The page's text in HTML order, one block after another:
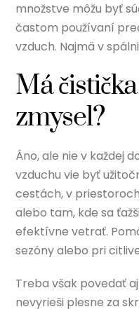
množstve môžu byť
častom používaní
vzduch. Najmä v
Má
zmysel?
Áno, ale nie v každej
vzduchu vie byť
cestách, v
alebo tam, kde sa
efektívne vetrať.
sezóny alebo pri
Treba však povedať
nevyrieši plesne za